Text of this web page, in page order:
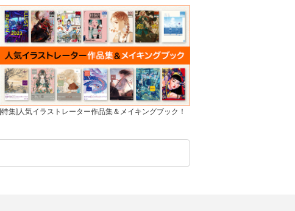
[特集]人気イラストレーター作品集＆メイキングブック！